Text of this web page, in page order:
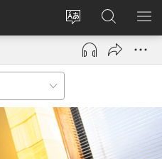
Changer
langue
Se
connecter
(ouvre
nouvelle
sur
JW.ORG